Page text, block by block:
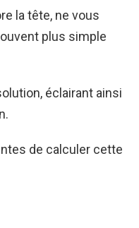
la tête, ne vous
plus simple
éclairant ainsi
de calculer cette